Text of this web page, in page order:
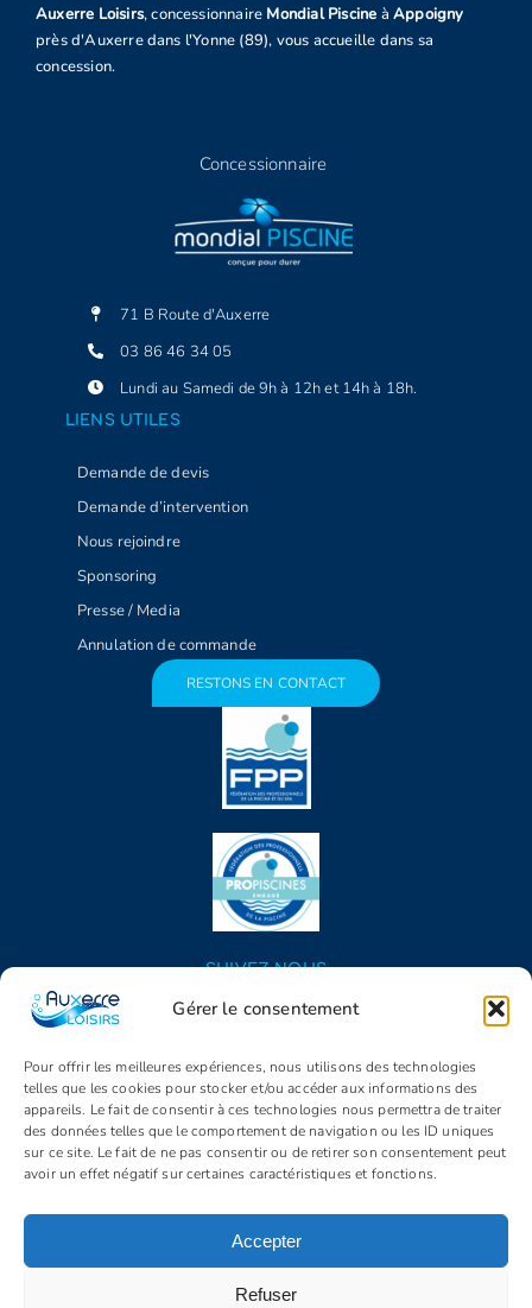
Gérer le consentement
Pour offrir les meilleures expériences, nous utilisons des technologies
telles que les cookies pour stocker et/ou accéder aux informations des
appareils. Le fait de consentir à ces technologies nous permettra de traiter
des données telles que le comportement de navigation ou les ID uniques
sur ce site. Le fait de ne pas consentir ou de retirer son consentement peut
avoir un effet négatif sur certaines caractéristiques et fonctions.
Accepter
Refuser
Auxerre Loisirs, concessionnaire Mondial Piscine à Appoigny
près d'Auxerre dans l'Yonne (89), vous accueille dans sa
concession.
Concessionnaire
71 B Route d'Auxerre
03 86 46 34 05
Lundi au Samedi de 9h à 12h et 14h à 18h.
LIENS UTILES
Demande de devis
Demande d’intervention
Nous rejoindre
Sponsoring
Presse / Media
Annulation de commande
RESTONS EN CONTACT
SUIVEZ NOUS
© Copyright 2005 - 2026 | Auxerre Loisirs | Tous droits réservés |
C.G.V.
Politique de confidentialité